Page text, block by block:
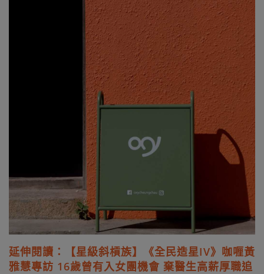
延伸閱讀：【星級斜槓族】《全民造星IV》咖喱黃
雅慧專訪 16歲曾有入女團機會 棄醫生高薪厚職追